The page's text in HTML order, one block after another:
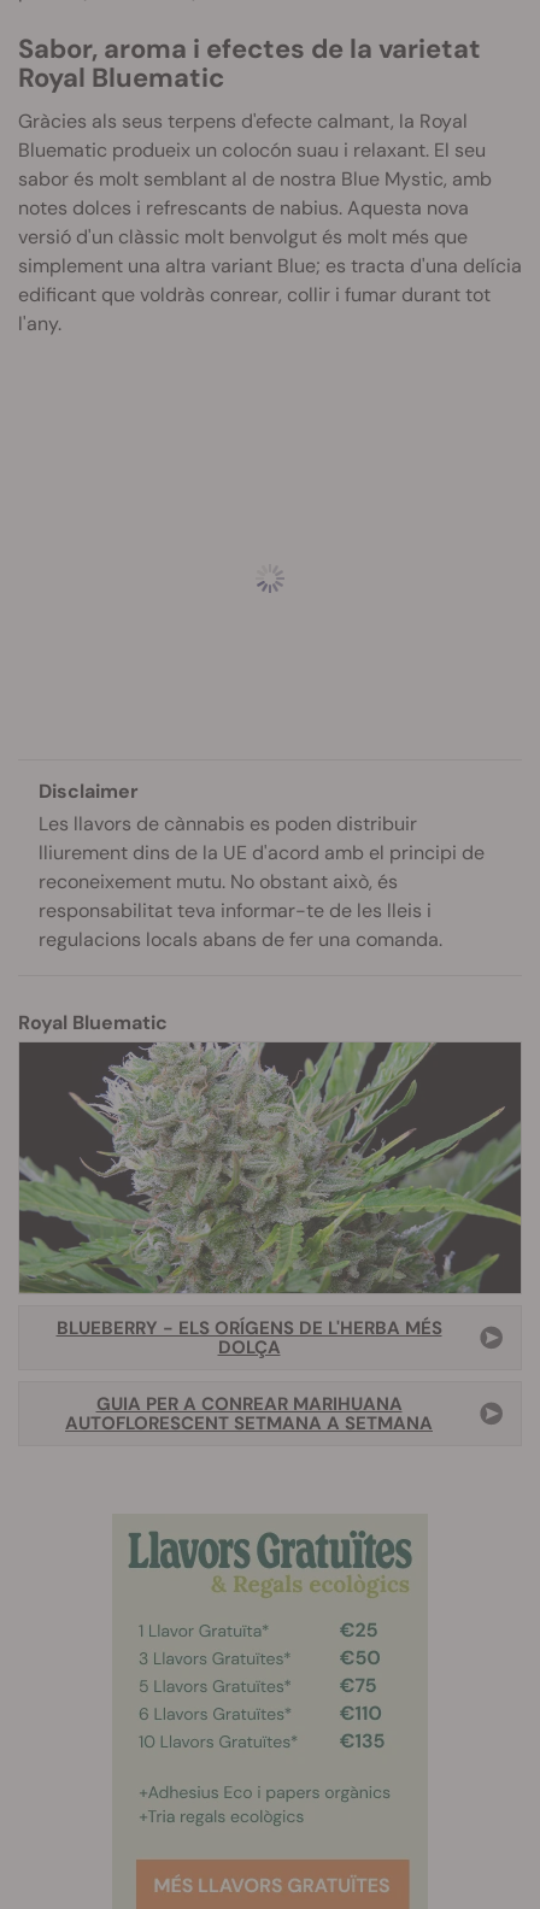
Sabor, aroma i efectes de la varietat
Royal Bluematic
Gràcies als seus terpens d'efecte calmant, la Royal
Bluematic produeix un colocón suau i relaxant. El seu
sabor és molt semblant al de nostra Blue Mystic, amb
notes dolces i refrescants de nabius. Aquesta nova
versió d'un clàssic molt benvolgut és molt més que
simplement una altra variant Blue; es tracta d'una delícia
edificant que voldràs conrear, collir i fumar durant tot
l'any.
Disclaimer
Les llavors de cànnabis es poden distribuir
lliurement dins de la UE d'acord amb el principi de
reconeixement mutu. No obstant això, és
responsabilitat teva informar-te de les lleis i
regulacions locals abans de fer una comanda.
Royal Bluematic
BLUEBERRY - ELS ORÍGENS DE L'HERBA MÉS
DOLÇA
GUIA PER A CONREAR MARIHUANA
AUTOFLORESCENT SETMANA A SETMANA